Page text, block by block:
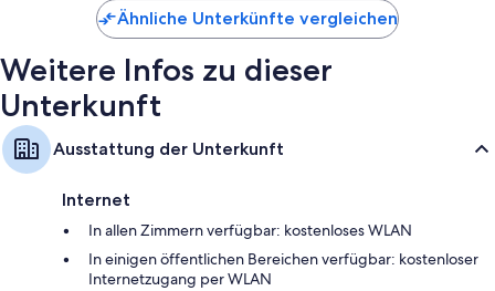
Ähnliche Unterkünfte vergleichen
Weitere Infos zu dieser
Unterkunft
Ausstattung der Unterkunft
Internet
In allen Zimmern verfügbar: kostenloses WLAN
In einigen öffentlichen Bereichen verfügbar: kostenloser
Internetzugang per WLAN